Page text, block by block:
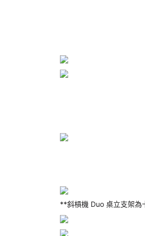
**斜槓機 Duo 桌立支架為